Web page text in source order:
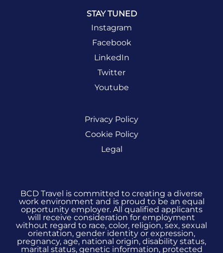
STAY TUNED
Instagram
Facebook
LinkedIn
Twitter
Youtube
Privacy Policy
Cookie Policy
Legal
BCD Travel is committed to creating a diverse
work environment and is proud to be an equal
opportunity employer. All qualified applicants
will receive consideration for employment
without regard to race, color, religion, sex, sexual
orientation, gender identity or expression,
pregnancy, age, national origin, disability status,
marital status, genetic information, protected